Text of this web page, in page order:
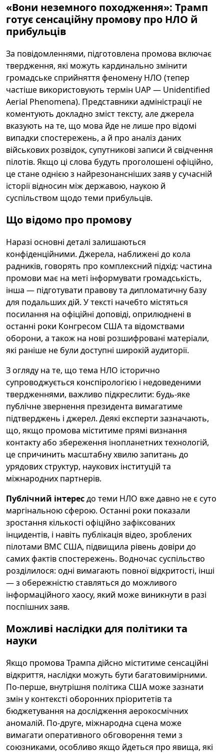
«Вони неземного походження»: Трамп
готує сенсаційну промову про НЛО й
прибульців
За повідомленнями, підготовлена промова включає
твердження, які можуть кардинально змінити
громадське сприйняття феномену НЛО (тепер
частіше використовують термін UAP — Unidentified
Aerial Phenomena). Представники адміністрації не
коментують докладно зміст тексту, але джерела
вказують на те, що мова йде не лише про відомі
випадки спостережень, а й про аналіз даних
військових розвідок, супутникові записи й свідчення
пілотів. Якщо ці слова будуть проголошені офіційно,
це стане однією з найрезонансніших заяв у сучасній
історії відносин між державою, наукою й
суспільством щодо теми прибульців.
Що відомо про промову
Наразі основні деталі залишаються
конфіденційними. Джерела, наближені до кола
радників, говорять про комплексний підхід: частина
промови має на меті інформувати громадськість,
інша — підготувати правову та дипломатичну базу
для подальших дій. У тексті начебто містяться
посилання на офіційні доповіді, оприлюднені в
останні роки Конгресом США та відомствами
оборони, а також на нові розшифровані матеріали,
які раніше не були доступні широкій аудиторії.
З огляду на те, що тема НЛО історично
супроводжується конспірологією і недоведеними
твердженнями, важливо підкреслити: будь-яке
публічне звернення президента вимагатиме
підтверджень і джерел. Деякі експерти зазначають,
що, якщо промова міститиме прямі визнання
контакту або збереження інопланетних технологій,
це спричинить масштабну хвилю запитань до
урядових структур, наукових інституцій та
міжнародних партнерів.
Публічний інтересдо теми НЛО вже давно не є суто
маргінальною сферою. Останні роки показали
зростання кількості офіційно зафіксованих
інцидентів, і навіть публікація відео, зроблених
пілотами ВМС США, підвищила рівень довіри до
самих фактів спостережень. Водночас суспільство
розділилося: одні вимагають повної відкритості, інші
— з обережністю ставляться до можливого
інформаційного хаосу, який може виникнути в разі
поспішних заяв.
Можливі наслідки для політики та
науки
Якщо промова Трампа дійсно міститиме сенсаційні
відкриття, наслідки можуть бути багатовимірними.
По-перше, внутрішня політика США може зазнати
змін у контексті оборонних пріоритетів та
бюджетування на дослідження аерокосмічних
аномалій. По-друге, міжнародна сцена може
вимагати оперативного обговорення теми з
союзниками, особливо якщо йдеться про явища, які